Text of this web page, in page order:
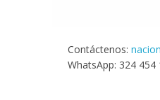
Contáctenos:
WhatsApp: 324 454